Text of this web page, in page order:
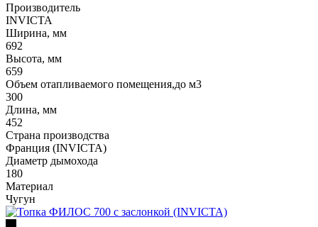
Производитель
INVICTA
Ширина, мм
692
Высота, мм
659
Объем отапливаемого помещения,до м3
300
Длина, мм
452
Страна производства
Франция (INVICTA)
Диаметр дымохода
180
Материал
Чугун